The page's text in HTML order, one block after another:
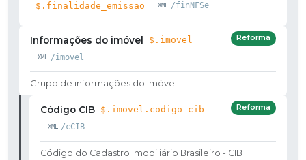
$.finalidade_emissao /finNFSe
Informações do imóvel $.imovel
/imovel
Reforma
Grupo de informações do imóvel
Código CIB $.imovel.codigo_cib
/cCIB
Reforma
Código do Cadastro Imobiliário Brasileiro - CIB